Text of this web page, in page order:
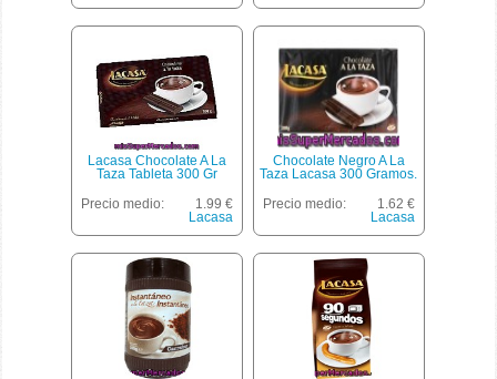
Lacasa Chocolate A La
Taza Tableta 300 Gr
Precio medio:
1.99 €
Lacasa
Chocolate Negro A La
Taza Lacasa 300 Gramos.
Precio medio:
1.62 €
Lacasa